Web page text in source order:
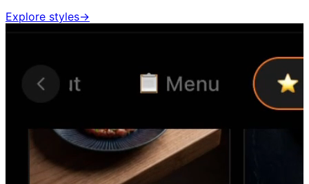
Explore styles→